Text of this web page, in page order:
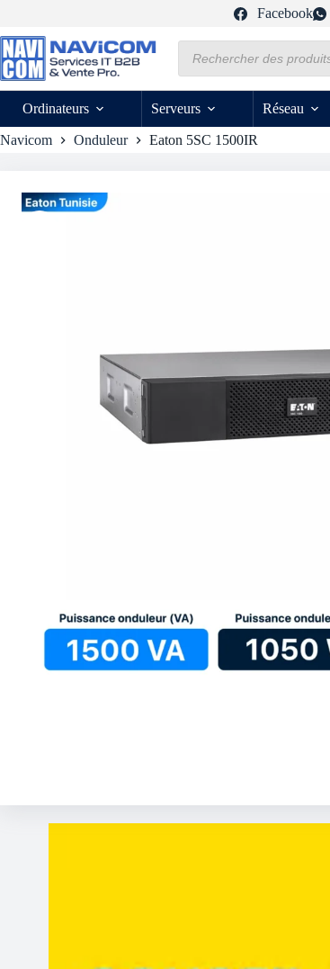
contenu
Facebook
produits
Ordinateurs Serveurs Réseau
Navicom Onduleur Eaton 5SC 1500IR